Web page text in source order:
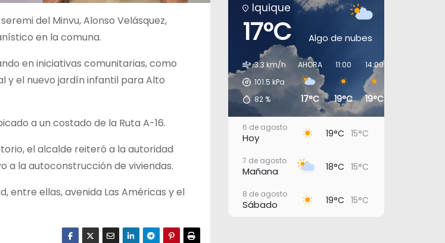
del Minvu, Alonso Velásquez,
en la comuna.
en iniciativas comunitarias, como
y el nuevo jardín infantil para Alto
a un costado de la Ruta A-16.
el alcalde reiteró a la autoridad
a la autoconstrucción de viviendas.
entre ellas, avenida Las Américas y el
Iquique
17°C Algo de nubes
3.3 km/h
101.5 kPa
82%
AHORA
17°C
11:00
19°C
14:00
19°C
6 de agosto
Hoy 19°C 15°C
7 de agosto
Mañana 18°C 15°C
8 de agosto
Sábado 19°C 15°C